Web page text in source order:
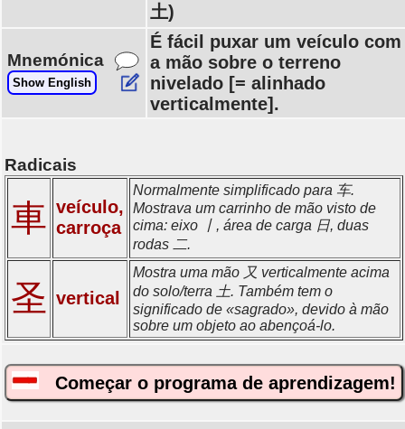
土)
Mnemónica
Show English
É fácil puxar um veículo com
a mão sobre o terreno
nivelado [= alinhado
verticalmente].
Radicais
車 veículo,
carroça
Normalmente simplificado para 车.
Mostrava um carrinho de mão visto de
cima: eixo 丨, área de carga 日, duas
rodas 二.
圣 vertical
Mostra uma mão 又 verticalmente acima
do solo/terra 土. Também tem o
significado de «sagrado», devido à mão
sobre um objeto ao abençoá-lo.
Começar o programa de aprendizagem!